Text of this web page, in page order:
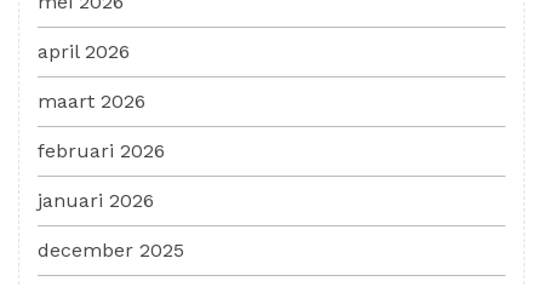
april 2026
maart 2026
februari 2026
januari 2026
december 2025